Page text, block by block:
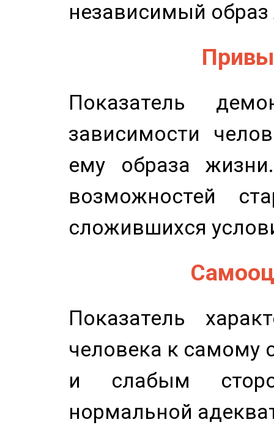
независимый
Показатель
зависимости
ему образа
возможностей
сложившихся
Показатель
человека к самому
и слабым
нормальной